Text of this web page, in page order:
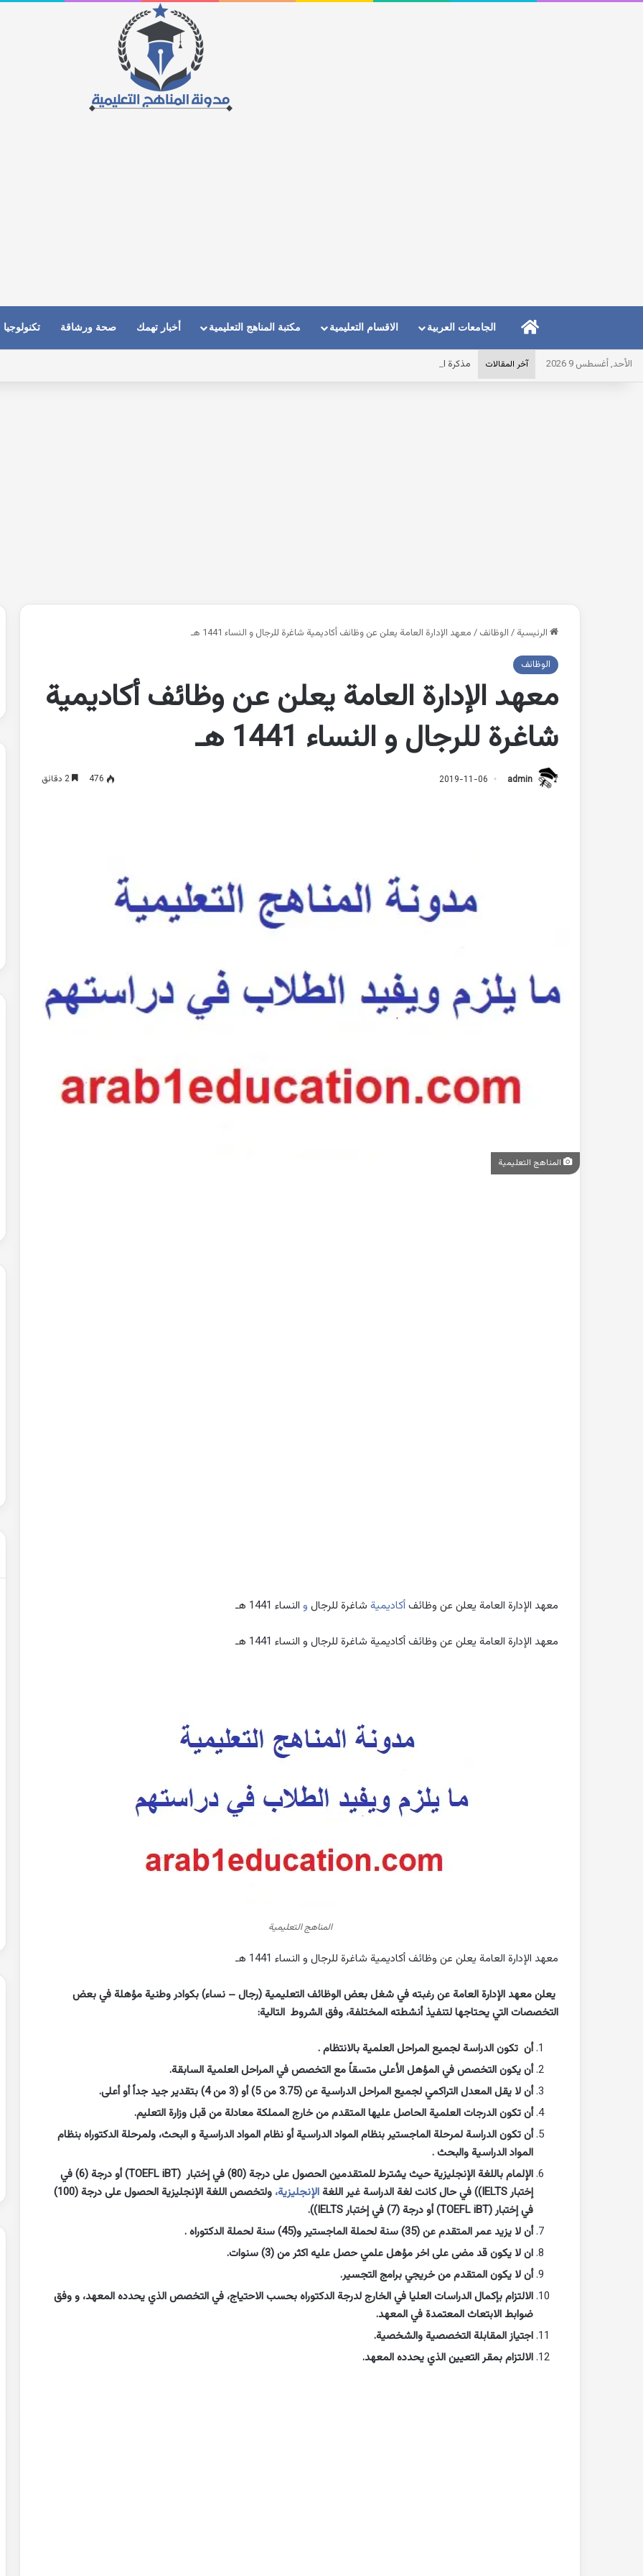
الرئيسيةالجامعات العربية الاقسام التعليمية مكتبة المناهج التعليمية أخبار تهمك صحة ورشاقة تكنولوجيا
الأحد, أغسطس 9 2026 آخر المقالات مذكرة القواعد النحوية للصف الخامس الابتدائى الترم الاول 2027 pdf مصر
الرئيسية / الوظائف / معهد الإدارة العامة يعلن عن وظائف أكاديمية شاغرة للرجال و النساء 1441 هـ
الوظائف
معهد الإدارة العامة يعلن عن وظائف أكاديمية
شاغرة للرجال و النساء 1441 هـ
admin
2019-11-06
476
المناهج التعليمية
معهد الإدارة العامة يعلن عن وظائفأكاديمية شاغرة للرجال و النساء 1441 هـ
معهد الإدارة العامة يعلن عن وظائف أكاديمية شاغرة للرجال و النساء 1441 هـ
المناهج التعليمية
معهد الإدارة العامة يعلن عن وظائف أكاديمية شاغرة للرجال و النساء 1441 هـ
يعلن معهد الإدارة العامة عن رغبته في شغل بعض الوظائف التعليمية (رجال – نساء) بكوادر وطنية مؤهلة في بعض
التخصصات التي يحتاجها لتنفيذ أنشطته المختلفة، وفق الشروط التالية:
أن تكون الدراسة لجميع المراحل العلمية بالانتظام .
أن يكون التخصص في المؤهل الأعلى متسقاً مع التخصص في المراحل العلمية السابقة.
أن لا يقل المعدل التراكمي لجميع المراحل الدراسية عن (3.75 من 5) أو (3 من 4) بتقدير جيد جداً أو أعلى.
أن تكون الدرجات العلمية الحاصل عليها المتقدم من خارج المملكة معادلة من قبل وزارة التعليم.
أن تكون الدراسة لمرحلة الماجستير بنظام المواد الدراسية أو نظام المواد الدراسية و البحث، ولمرحلة الدكتوراه بنظام
المواد الدراسية والبحث .
الإلمام باللغة الإنجليزية حيث يشترط للمتقدمين الحصول على درجة (80) في إختبار (TOEFL iBT) أو درجة (6) في
إختبار IELTS)) في حال كانت لغة الدراسة غير اللغة
الإنجليزية،
ولتخصص اللغة الإنجليزية الحصول على درجة (100)
في إختبار (TOEFL iBT) أو درجة (7) في إختبار IELTS)).
أن لا يزيد عمر المتقدم عن (35) سنة لحملة الماجستير و(45) سنة لحملة الدكتوراه .
ان لا يكون قد مضى على اخر مؤهل علمي حصل عليه اكثر من (3) سنوات.
أن لا يكون المتقدم من خريجي برامج التجسير.
الالتزام بإكمال الدراسات العليا في الخارج لدرجة الدكتوراه بحسب الاحتياج، في التخصص الذي يحدده المعهد، و وفق
ضوابط الابتعاث المعتمدة في المعهد.
اجتياز المقابلة التخصصية والشخصية.
الالتزام بمقر التعيين الذي يحدده المعهد.